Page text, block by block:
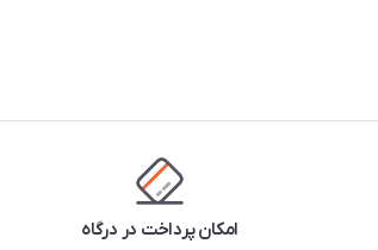
امکان پرداخت در درگاه